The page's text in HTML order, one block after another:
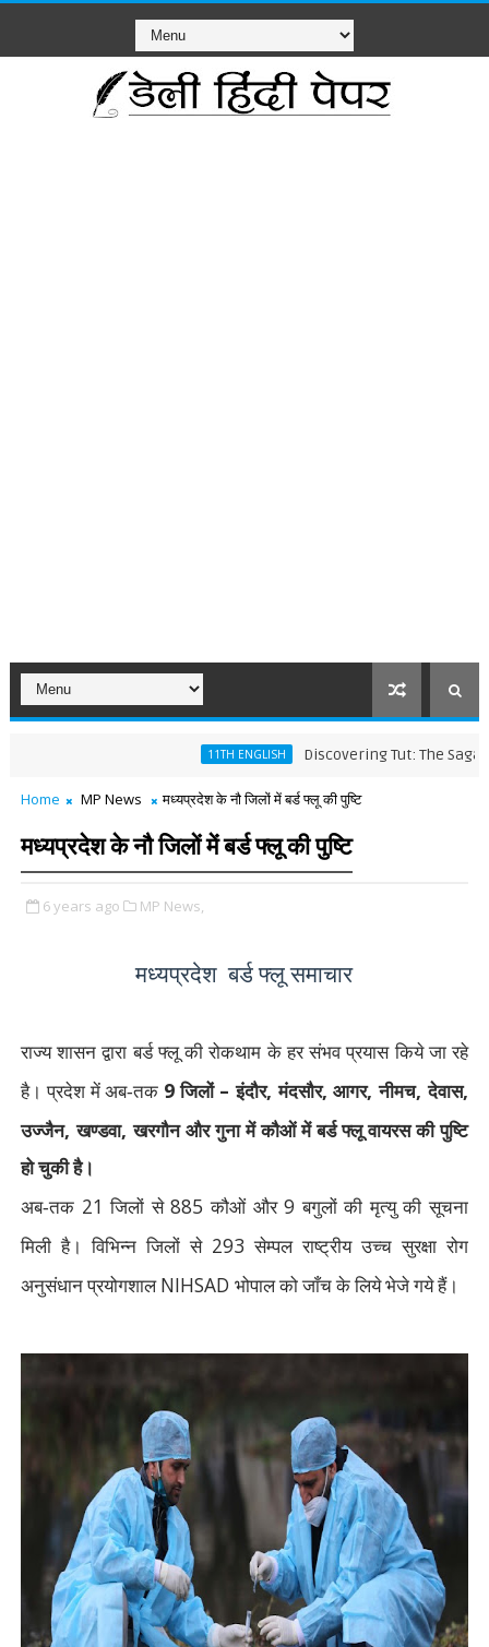
11TH ENGLISH Discovering Tut: The Saga
Home MP News मध्यप्रदेश के नौ जिलों में बर्ड फ्लू की पुष्टि
मध्यप्रदेश के नौ जिलों में बर्ड फ्लू की पुष्टि
6 years ago MP News,
मध्यप्रदेश बर्ड फ्लू समाचार
राज्य शासन द्वारा बर्ड फ्लू की रोकथाम के हर संभव प्रयास किये जा रहे
है। प्रदेश में अब-तक 9 जिलों –इंदौर,मंदसौर,आगर,नीमच,देवास,
उज्जैन,खण्डवा,खरगौन और गुना में कौओं में बर्ड फ्लू वायरस की पुष्टि
हो चुकी है।
अब-तक 21 जिलों से885 कौओं और9 बगुलों की मृत्यु की सूचना
मिली है। विभिन्न जिलों से 293 सेम्पल राष्ट्रीय उच्च सुरक्षा रोग
अनुसंधान प्रयोगशाल NIHSAD भोपाल को जाँच के लिये भेजे गये हैं।